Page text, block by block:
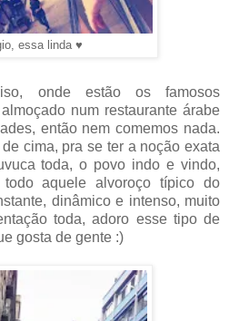
essa linda ♥
onde estão os famosos
num restaurante árabe
então nem comemos nada.
cima, pra se ter a noção exata
toda, o povo indo e vindo,
todo aquele alvoroço típico do
dinâmico e intenso, muito
toda, adoro esse tipo de
gosta de gente :)